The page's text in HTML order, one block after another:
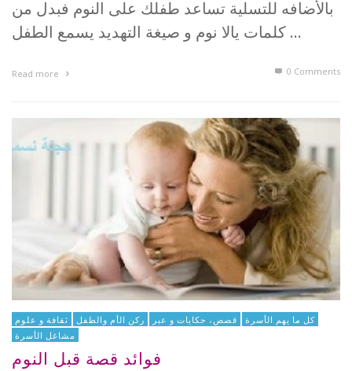
بالأضافه للتسلية تساعد طفلك على النوم فبدل من
كلمات يالا نوم و صيغة التهديد يسمع الطفل …
Read more 0 Comments
ثقافة و علوم ركن الأم والطفل قصص، حكايات و عبر
كل ما يهم الأسرة
مشاغل الأسرة
فوائد قصة قبل النوم